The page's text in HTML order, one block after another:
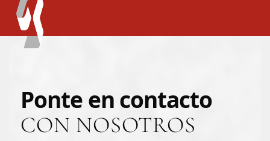
Ponte en contacto
CON NOSOTROS